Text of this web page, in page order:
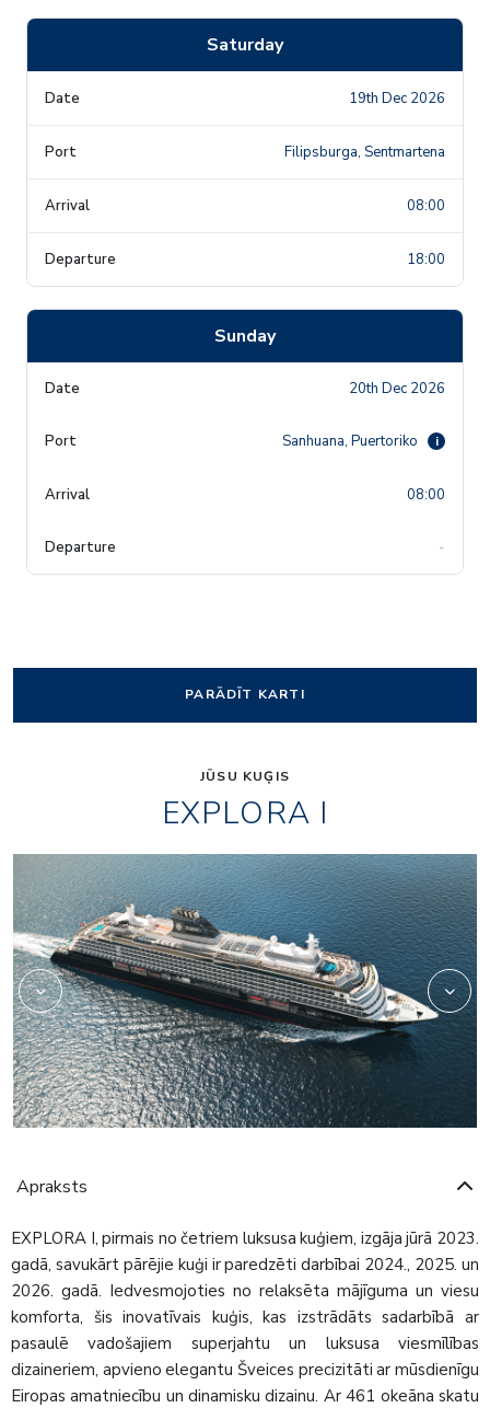
Saturday
19th Dec 2026
Filipsburga, Sentmartena
08:00
18:00
Sunday
20th Dec 2026
Sanhuana, Puertoriko i
08:00
-
PARĀDĪT KARTI
JŪSU KUĢIS
EXPLORA I
Lobby_01_1
Apraksts
EXPLORA I, pirmais no četriem luksusa kuģiem, izgāja jūrā 2023.
gadā, savukārt pārējie kuģi ir paredzēti darbībai 2024., 2025. un
2026. gadā. Iedvesmojoties no relaksēta mājīguma un viesu
komforta, šis inovatīvais kuģis, kas izstrādāts sadarbībā ar
pasaulē vadošajiem superjahtu un luksusa viesmīlības
dizaineriem, apvieno elegantu Šveices precizitāti ar mūsdienīgu
Eiropas amatniecību un dinamisku dizainu. Ar 461 okeāna skatu